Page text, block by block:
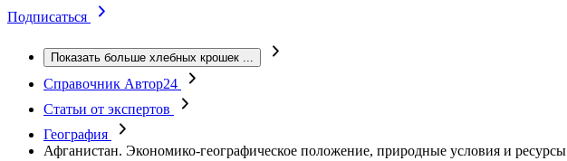
Подписаться
Показать больше хлебных крошек ...
Справочник Автор24
Статьи от экспертов
География
Афганистан. Экономико-географическое положение, природные условия и ресурсы